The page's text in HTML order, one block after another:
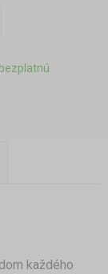
každého